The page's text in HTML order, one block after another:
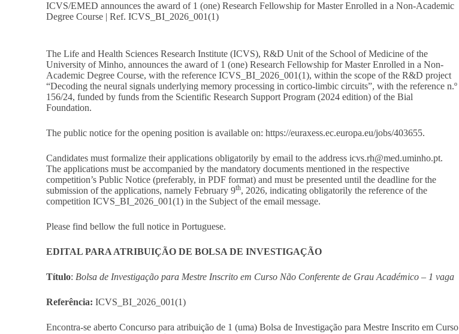
ICVS/EMED announces the award of 1 (one) Research Fellowship for Master Enrolled in a Non-Academic
Degree Course | Ref. ICVS_BI_2026_001(1)
The Life and Health Sciences Research Institute (ICVS), R&D Unit of the School of Medicine of the
University of Minho, announces the award of 1 (one) Research Fellowship for Master Enrolled in a Non-
Academic Degree Course, with the reference ICVS_BI_2026_001(1), within the scope of the R&D project
“Decoding the neural signals underlying memory processing in cortico-limbic circuits”, with the reference n.º
156/24, funded by funds from the Scientific Research Support Program (2024 edition) of the Bial
Foundation.
The public notice for the opening position is available on:https://euraxess.ec.europa.eu/jobs/403655.
Candidates must formalize their applications obligatorily by email to the addressicvs.rh@med.uminho.pt.
The applications must be accompanied by the mandatory documents mentioned in the respective
competition’s Public Notice (preferably, in PDF format) and must be presented until the deadline for the
submission of the applications, namely February 9th, 2026, indicating obligatorily the reference of the
competition ICVS_BI_2026_001(1) in the Subject of the email message.
Please find bellow the full notice in Portuguese.
EDITAL PARA ATRIBUIÇÃO DE BOLSA DE INVESTIGAÇÃO
Título: Bolsa de Investigação para Mestre Inscrito em Curso Não Conferente de Grau Académico – 1 vaga
Referência:ICVS_BI_2026_001(1)
Encontra-se aberto Concurso para atribuição de 1 (uma) Bolsa de Investigação para Mestre Inscrito em Curso